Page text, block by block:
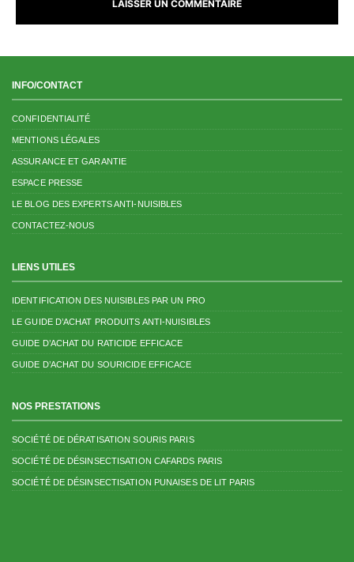
INFO/CONTACT
CONFIDENTIALITÉ
MENTIONS LÉGALES
ASSURANCE ET GARANTIE
ESPACE PRESSE
LE BLOG DES EXPERTS ANTI-NUISIBLES
CONTACTEZ-NOUS
LIENS UTILES
IDENTIFICATION DES NUISIBLES PAR UN PRO
LE GUIDE D’ACHAT PRODUITS ANTI-NUISIBLES
GUIDE D’ACHAT DU RATICIDE EFFICACE
GUIDE D’ACHAT DU SOURICIDE EFFICACE
NOS PRESTATIONS
SOCIÉTÉ DE DÉRATISATION SOURIS PARIS
SOCIÉTÉ DE DÉSINSECTISATION CAFARDS PARIS
SOCIÉTÉ DE DÉSINSECTISATION PUNAISES DE LIT PARIS